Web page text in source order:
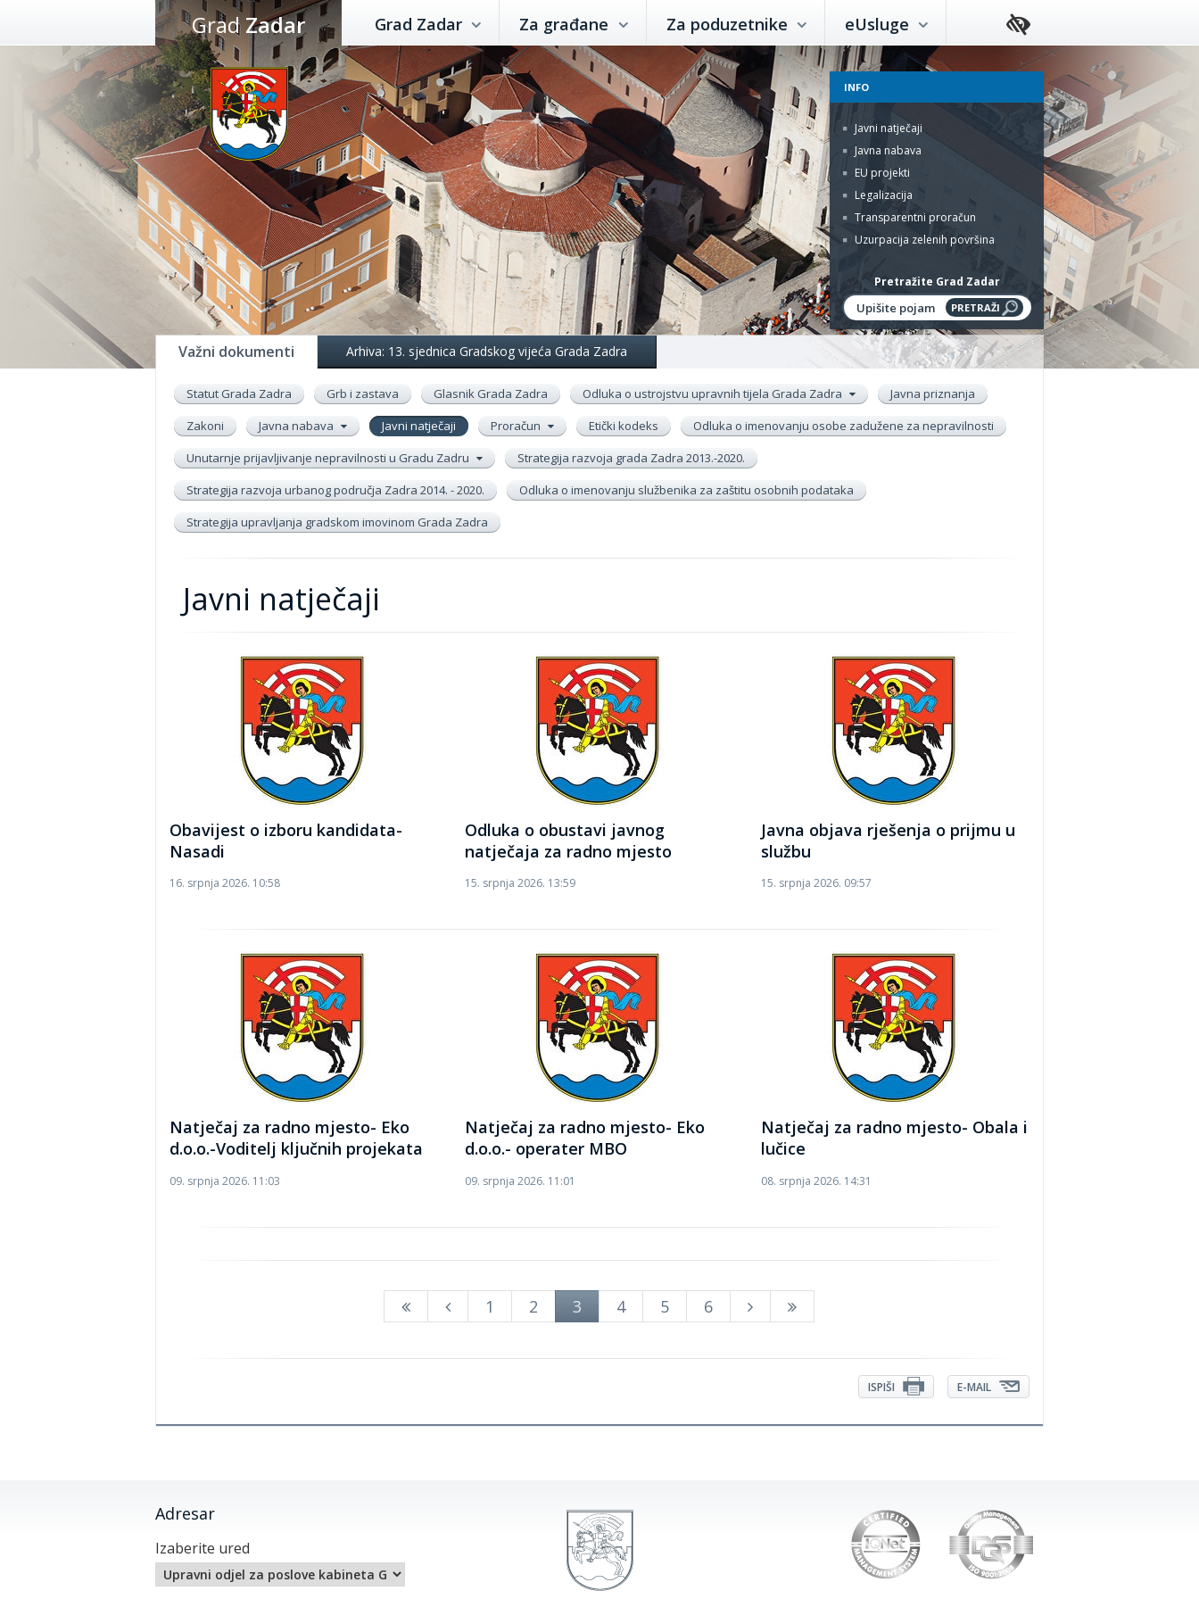
Preskoči
na
sadržaj
GradZadar Grad Zadar Za građane Za poduzetnike eUsluge
INFO
Javni natječaji
Javna nabava
EU projekti
Legalizacija
Transparentni proračun
Uzurpacija zelenih površina
Pretražite Grad Zadar
Važni dokumenti Arhiva: 13. sjednica Gradskog vijeća Grada Zadra
Statut Grada Zadra Grb i zastava Glasnik Grada Zadra Odluka o ustrojstvu upravnih tijela Grada Zadra
Javna priznanja
Zakoni
Javna nabava Javni natječaji Proračun Etički kodeks
Odluka o imenovanju osobe zadužene za nepravilnosti
Unutarnje prijavljivanje nepravilnosti u Gradu Zadru
Strategija razvoja grada Zadra 2013.-2020.
Strategija razvoja urbanog područja Zadra 2014. - 2020.
Odluka o imenovanju službenika za zaštitu osobnih podataka
Strategija upravljanja gradskom imovinom Grada Zadra
Javni natječaji
Obavijest o izboru kandidata-
Nasadi
16. srpnja 2026. 10:58
Odluka o obustavi javnog
natječaja za radno mjesto
15. srpnja 2026. 13:59
Javna objava rješenja o prijmu u
službu
15. srpnja 2026. 09:57
Natječaj za radno mjesto- Eko
d.o.o.-Voditelj ključnih projekata
09. srpnja 2026. 11:03
Natječaj za radno mjesto- Eko
d.o.o.- operater MBO
09. srpnja 2026. 11:01
Natječaj za radno mjesto- Obala i
lučice
08. srpnja 2026. 14:31
1 2 3 4 5 6
E-MAIL
ISPIŠI
Adresar
Izaberite ured